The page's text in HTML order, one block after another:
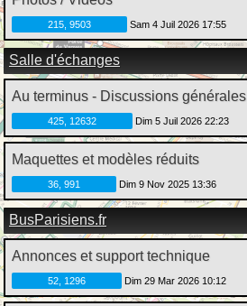
215, 9503 Sam 4 Juil 2026 17:55
Salle d'échanges
Au terminus - Discussions générales
425, 12632 Dim 5 Juil 2026 22:23
Maquettes et modèles réduits
36, 991 Dim 9 Nov 2025 13:36
BusParisiens.fr
Annonces et support technique
52, 1296 Dim 29 Mar 2026 10:12